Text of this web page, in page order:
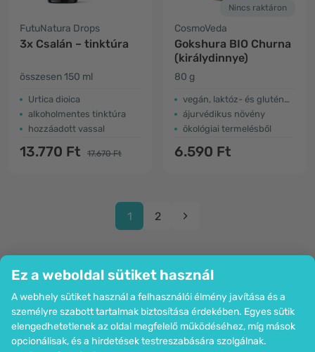
Ez a weboldal sütiket használ
A webhely sütiket használ a felhasználói élmény javítása és a
személyre szabott tartalmak biztosítása érdekében. Egyes sütik
elengedhetetlenek az oldal megfelelő működéséhez, míg mások
opcionálisak, és a hirdetések testreszabására szolgálnak.
FutuNatura Drops
3x Csalán – tinktúra
összesen 150 ml
Urtica dioica
alkoholmentes tinktúra
hozzáadott vassal
13.770 Ft 17.670 Ft
Nincs raktáron
CosmoVeda
Gokshura BIO Churna
(királydinnye)
80 g
vegán, laktóz- és gluténmentes
ájurvédikus növény
ökológiai termelésből
6.590 Ft
1 2
Cég
Információk
Csatlakozzon hozzánk